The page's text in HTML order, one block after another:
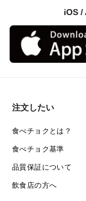
iOS /
注文したい
食べチョクとは？
食べチョク基準
品質保証について
飲食店の方へ